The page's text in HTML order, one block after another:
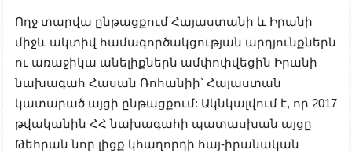
Ողջ տարվա ընթացքում Հայաստանի և Իրանի
միջև ակտիվ համագործակցության արդյունքներն
ու առաջիկա անելիքներն ամփոփվեցին Իրանի
նախագահ Հասան Ռոհանիի՝ Հայաստան
կատարած այցի ընթացքում: Ակնկալվում է, որ 2017
թվականին ՀՀ նախագահի պատասխան այցը
Թեհրան նոր լիցք կհաղորդի հայ-իրանական